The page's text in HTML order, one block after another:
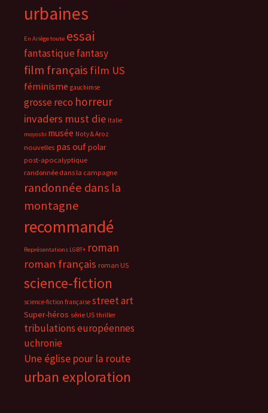
urbaines
En Ariège toute essai
fantastiquefantasy
film français film US
féminisme gauchimse
grosse reco horreur
invaders must die Italie
moyoshi musée Noty & Aroz
nouvelles pas oufpolar
post-apocalyptique
randonnée dans la campagne
randonnée dans la
montagne
recommandé
Représentations LGBT+ roman
roman français roman US
science-fiction
science-fiction française street art
Super-héros série US thriller
tribulations européennes
uchronie
Une église pour la route
urban exploration